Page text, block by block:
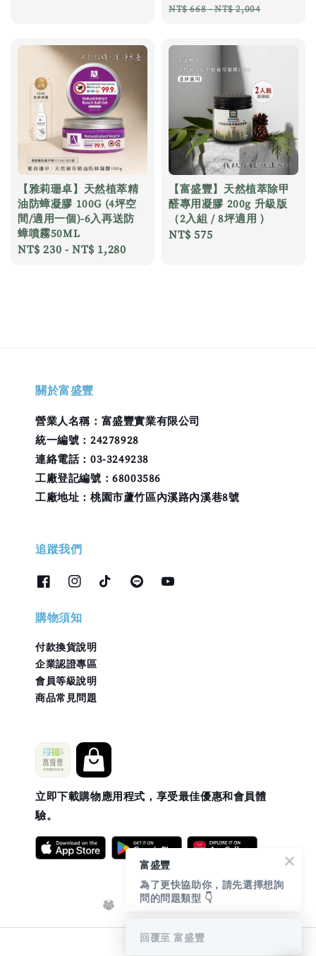
price
NT$ 668-NT$ 2,004
【雅莉珊卓】天然植萃精
油防蟑凝膠 100G (4坪空
間/適用一個)-6入再送防
蟑噴霧50ML
Regular
NT$ 230 -NT$ 1,280
【富盛豐】天然植萃除甲
醛專用凝膠 200g 升級版
（2入組 / 8坪適用 )
Regular
NT$ 575
關於富盛豐
營業人名稱：富盛豐實業有限公司
統一編號：24278928
連絡電話：03-3249238
工廠登記編號：68003586
工廠地址：桃園市蘆竹區內溪路內溪巷8號
追蹤我們
購物須知
付款換貨說明
企業認證專區
會員等級說明
商品常見問題
立即下載購物應用程式，享受最佳優惠和會員體
驗。
富盛豐
為了更快協助你，請先選擇想詢
問的問題類型 👇
回覆至 富盛豐